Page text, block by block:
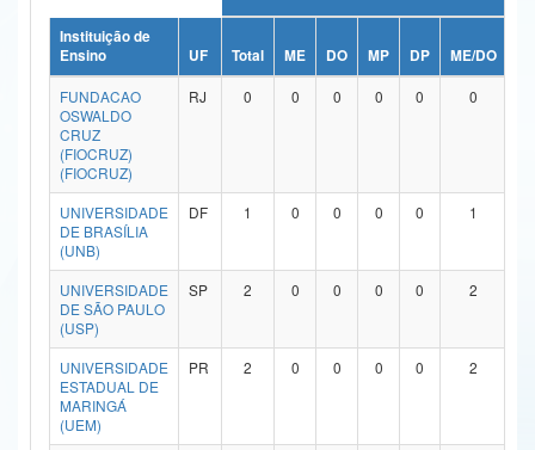
Ministério da Ciência, Tecnologia, Inovações e Comunicações
Ministério do Meio Ambiente
Ministério do Turismo
Ministério do Desenvolvimento Regional
Controladoria-Geral da União
Ministério da Mulher, da Família e dos Direitos Humanos
Secretaria-Geral
Secretaria de Governo
Gabinete de Segurança Institucional
Instituição de
Ensino
UF Total ME DO MP DP ME/DO
FUNDACAO
OSWALDO
CRUZ
(FIOCRUZ)
(FIOCRUZ)
RJ 0 0 0 0 0 0
UNIVERSIDADE
DE BRASÍLIA
(UNB)
DF 1 0 0 0 0 1
UNIVERSIDADE
DE SÃO PAULO
(USP)
SP 2 0 0 0 0 2
UNIVERSIDADE
ESTADUAL DE
MARINGÁ
(UEM)
PR 2 0 0 0 0 2